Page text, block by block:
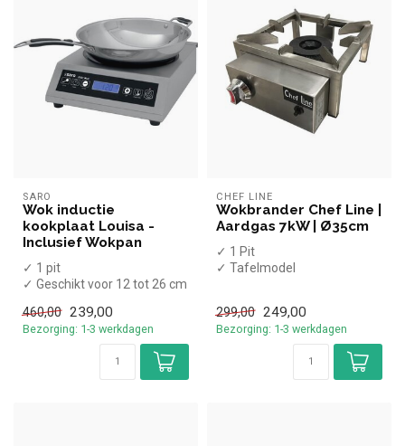
SARO
Wok inductie
kookplaat Louisa -
Inclusief Wokpan
✓ 1 pit
✓ Geschikt voor 12 tot 26 cm
✓ Tafelmodel
✓ 3,5 kW
460,00 239,00
Bezorging: 1-3 werkdagen
CHEF LINE
Wokbrander Chef Line |
Aardgas 7kW | Ø35cm
✓ 1 Pit
✓ Tafelmodel
299,00 249,00
Bezorging: 1-3 werkdagen